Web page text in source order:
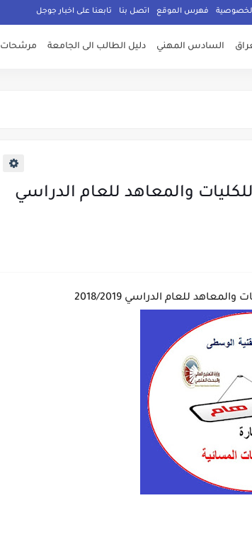
فهرس الموقع اتصل بنا تابعنا على اخبار جوجل
السادس المهني دليل الطالب الى الجامعة مرشحات 2022
والمعاهد للعام الدراسي
للعام الدراسي 2018/2019